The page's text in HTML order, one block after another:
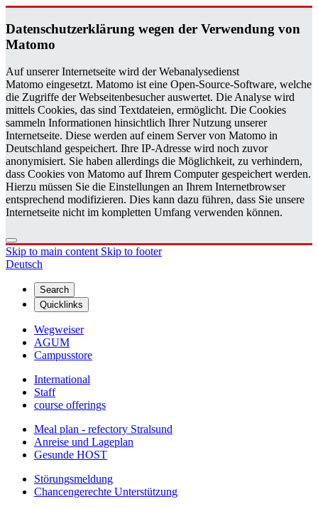
Daten­schutzerklärung wegen der Ver­wen­dung von
Matomo
Auf unserer Internetseite wird der Webanalysedienst
Matomo eingesetzt. Matomo ist eine Open-Source-Software, welche
die Zugriffe der Webseitenbesucher auswertet. Die Analyse wird
mittels Cookies, das sind Textdateien, ermöglicht. Die Cookies
sammeln Informationen hinsichtlich Ihrer Nutzung unserer
Internetseite. Diese werden auf einem Server von Matomo in
Deutschland gespeichert. Ihre IP-Adresse wird noch zuvor
anonymisiert. Sie haben allerdings die Möglichkeit, zu verhindern,
dass Cookies von Matomo auf Ihrem Computer gespeichert werden.
Hierzu müssen Sie die Einstellungen an Ihrem Internetbrowser
entsprechend modifizieren. Dies kann dazu führen, dass Sie unsere
Internetseite nicht im kompletten Umfang verwenden können.
Skip to main content Skip to footer
Deutsch
Search
Quicklinks
Wegweiser
AGUM
Campusstore
International
Staff
course offerings
Meal plan - refectory Stralsund
Anreise und Lageplan
Gesunde HOST
Störungsmeldung
Chancengerechte Unterstützung